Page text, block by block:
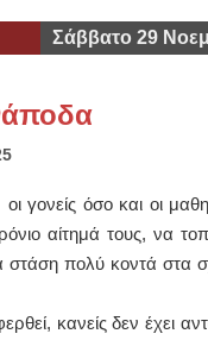
Σάββατο 29
γονείς όσο και οι
αίτημά τους, να
στάση πολύ κοντά στα
κανείς δεν έχει